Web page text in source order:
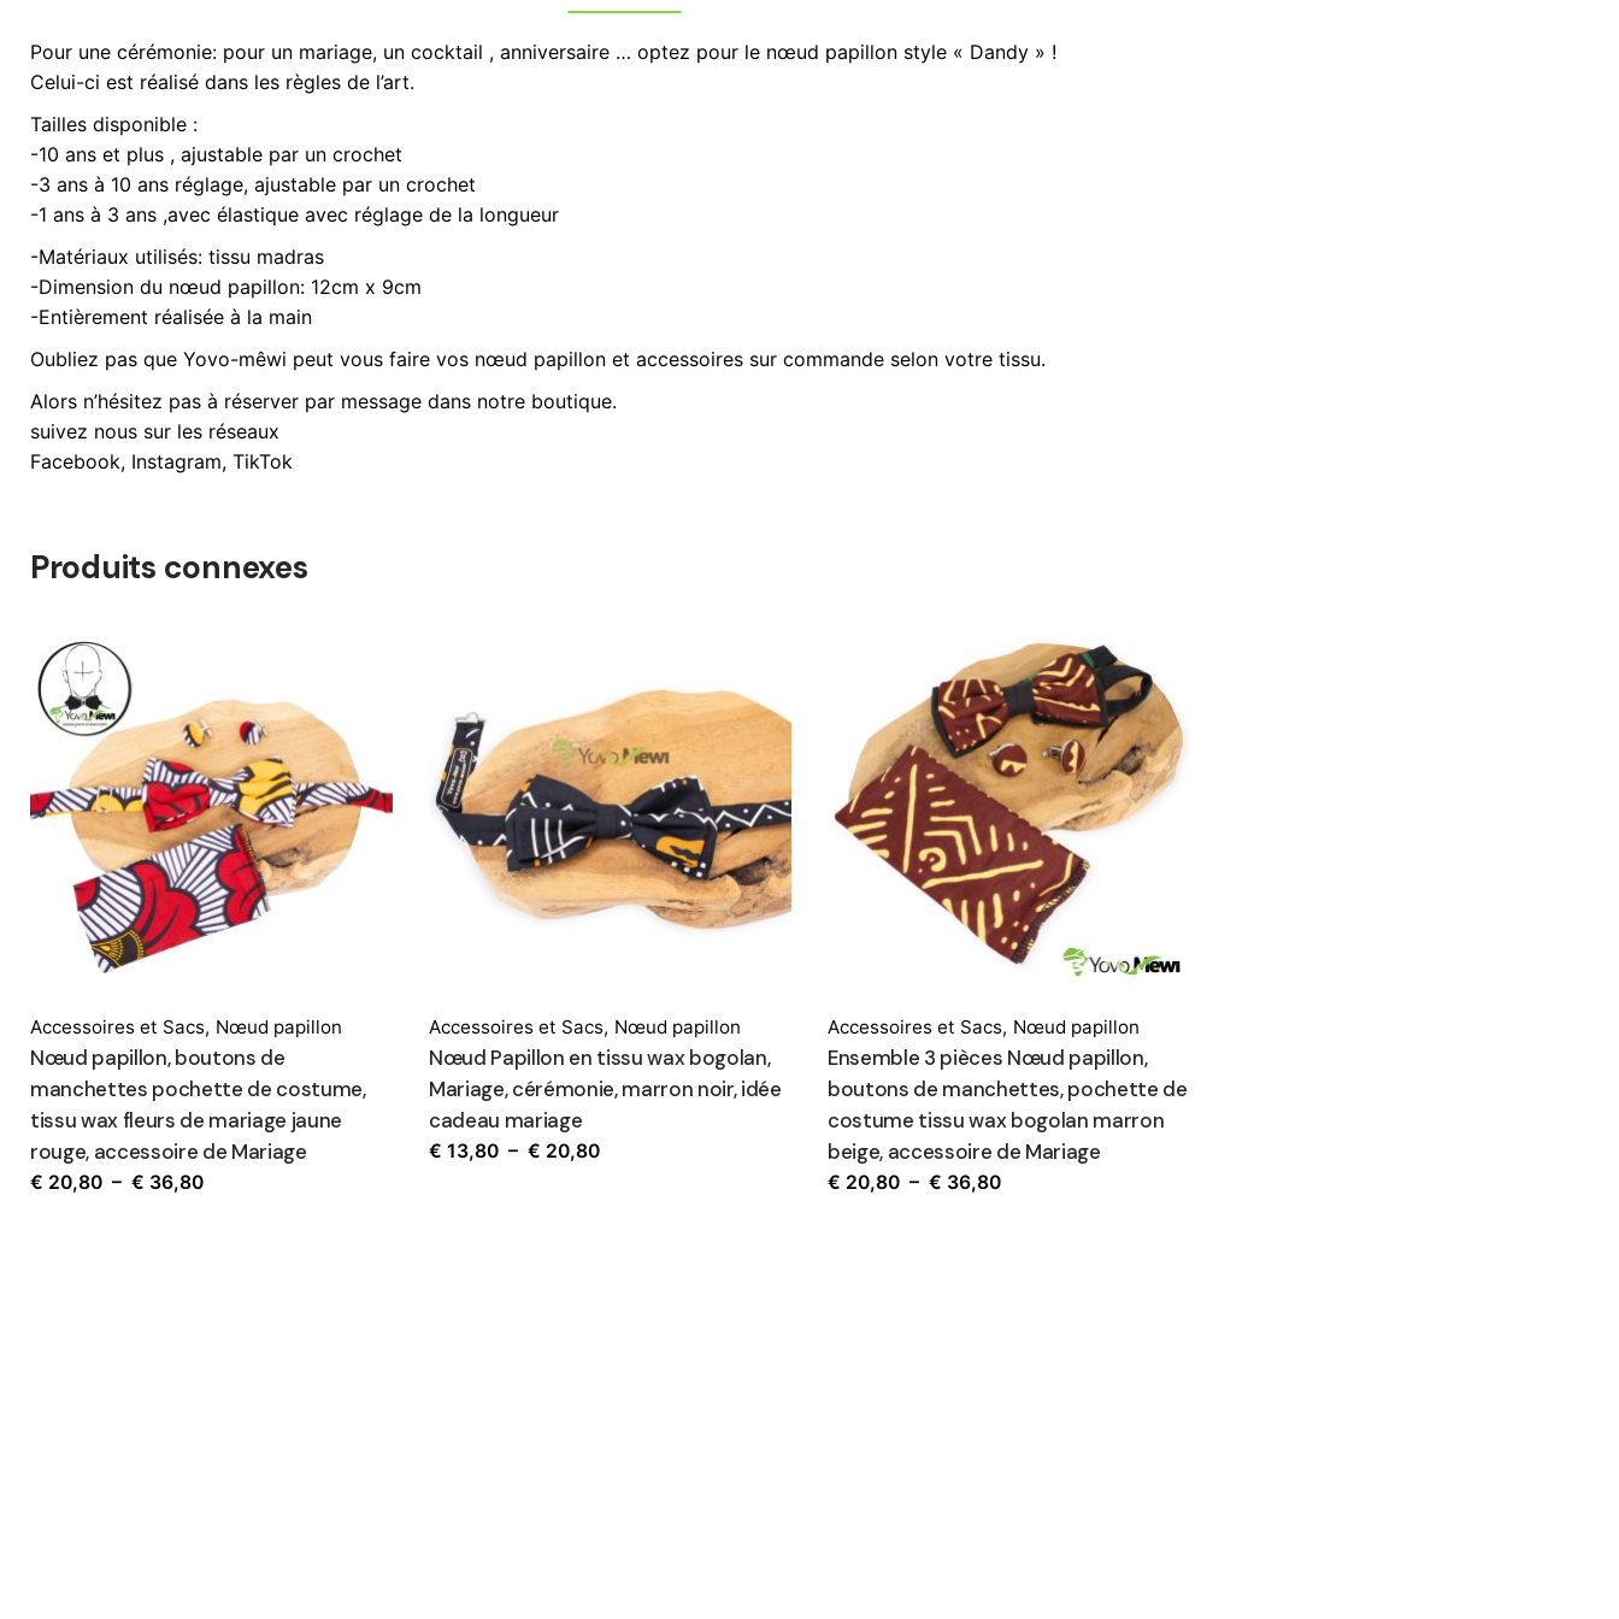
mariage,
Pour une cérémonie: pour un mariage, un cocktail , anniversaire … optez pour le nœud papillon style « Dandy » !
Celui-ci est réalisé dans les règles de l’art.
Tailles disponible :
-10 ans et plus , ajustable par un crochet
-3 ans à 10 ans réglage, ajustable par un crochet
-1 ans à 3 ans ,avec élastique avec réglage de la longueur
-Matériaux utilisés: tissu madras
-Dimension du nœud papillon: 12cm x 9cm
-Entièrement réalisée à la main
Oubliez pas que Yovo-mêwi peut vous faire vos nœud papillon et accessoires sur commande selon votre tissu.
Alors n’hésitez pas à réserver par message dans notre boutique.
suivez nous sur les réseaux
Facebook, Instagram, TikTok
Poids
Option Noeud
Produits connexes
Accessoires et Sacs, Nœud papillon
Nœud papillon, boutons de
manchettes pochette de costume,
tissu wax fleurs de mariage jaune
rouge, accessoire de Mariage
€ 20,80 – € 36,80Plage
Accessoires et Sacs, Nœud papillon
Nœud Papillon en tissu wax bogolan,
Mariage, cérémonie, marron noir, idée
cadeau mariage
€ 13,80 – € 20,80Plage
Accessoires et Sacs, Nœud papillon
Ensemble 3 pièces Nœud papillon,
boutons de manchettes, pochette de
costume tissu wax bogolan marron
beige, accessoire de Mariage
€ 20,80 – € 36,80Plage
Subscribe to our
newsletter
Sign up to receive updates,
promotions, and sneak peaks of
upcoming products.
Non, merci